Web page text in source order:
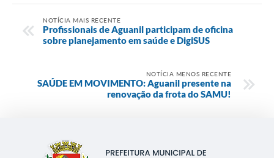
NOTÍCIA MAIS RECENTE
Profissionais de Aguanil participam de oficina
sobre planejamento em saúde e DigiSUS
NOTÍCIA MENOS RECENTE
SAÚDE EM MOVIMENTO: Aguanil presente na
renovação da frota do SAMU!